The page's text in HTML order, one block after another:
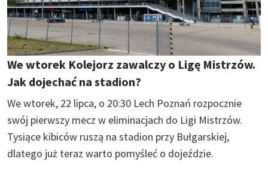
We wtorek Kolejorz zawalczy o Ligę Mistrzów.
Jak dojechać na stadion?
We wtorek, 22 lipca, o 20:30 Lech Poznań rozpocznie
swój pierwszy mecz w eliminacjach do Ligi Mistrzów.
Tysiące kibiców ruszą na stadion przy Bułgarskiej,
dlatego już teraz warto pomyśleć o dojeździe.